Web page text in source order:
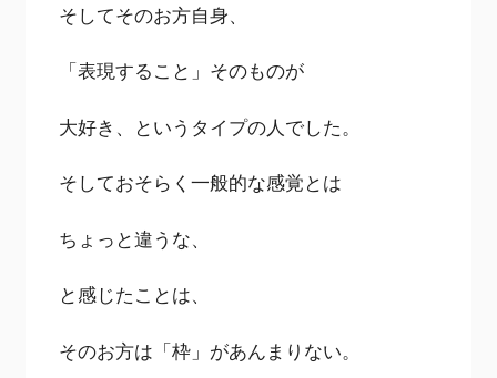
そしてそのお方自身、
「表現すること」そのものが
大好き、というタイプの人でした。
そしておそらく一般的な感覚とは
ちょっと違うな、
と感じたことは、
そのお方は「枠」があんまりない。